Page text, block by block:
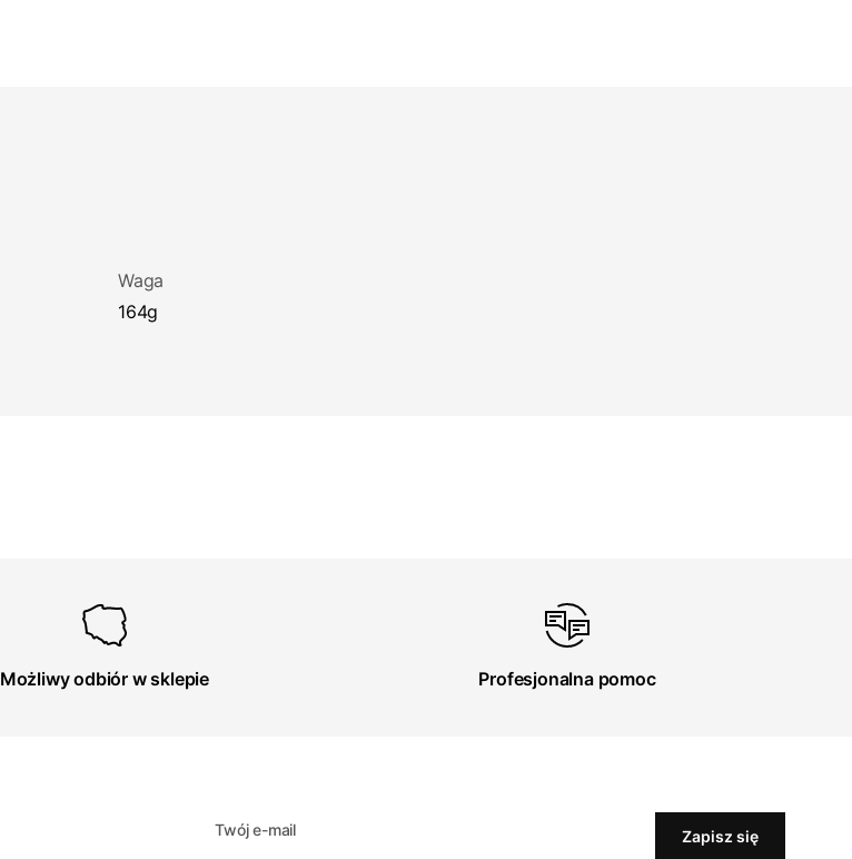
Waga
164g
Możliwy odbiór w sklepie Profesjonalna pomoc
Twój e-mail Zapisz się